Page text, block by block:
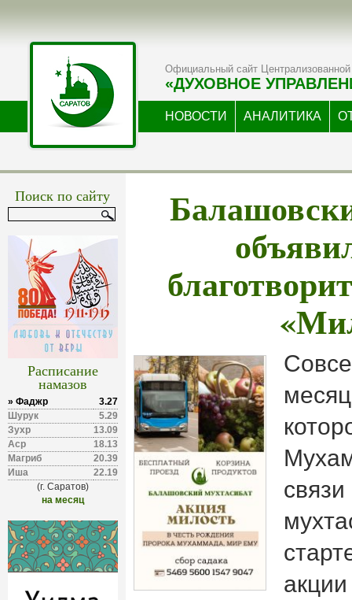
Официальный сайт Централизованной
«ДУХОВНОЕ
НОВОСТИ АНАЛИТИКА
Поиск по сайту
Расписание
намазов
» Фаджр
3.27
Шурук
5.29
Зухр
13.09
Аср
18.13
Магриб
20.39
Иша
22.19
(г. Саратов)
на месяц